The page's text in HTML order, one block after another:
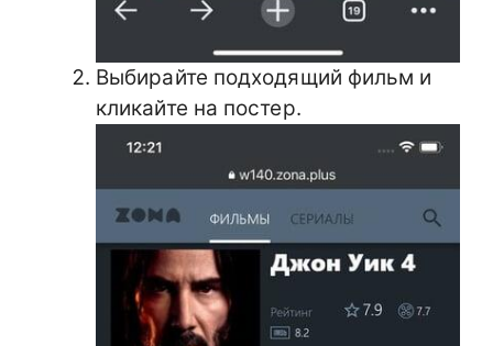
Выбирайте подходящий фильм и
кликайте на постер.